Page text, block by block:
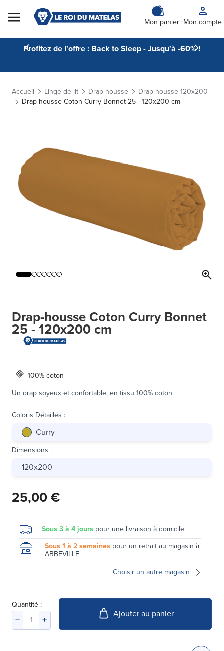
Skip to Content
Mon panier Mon compte
Profitez de l'offre : Back to Sleep - Jusqu'à -60% !
Accueil Linge de lit Drap-housse
Drap-housse 120x200
Drap-housse Coton Curry Bonnet 25 - 120x200 cm
Drap-housse Coton Curry Bonnet
25 - 120x200 cm
100% coton
Un drap soyeux et confortable, en tissu 100% coton.
Coloris Détaillés :
Curry
Dimensions :
120x200
25,00 €
Sous 3 à 4 jours pour une livraison à domicile
Sous 1 à 2 semaines pour un retrait au magasin à
ABBEVILLE
Choisir un autre magasin
Quantité :
Ajouter au panier